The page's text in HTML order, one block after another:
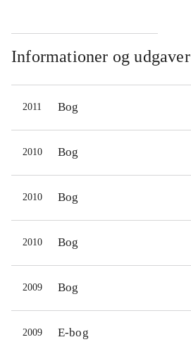
Informationer og udgaver
2011 Bog
2010 Bog
2010 Bog
2010 Bog
2009 Bog
2009 E-bog